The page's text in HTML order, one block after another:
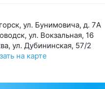
123
ул. Бунимовича, д. 7A
ул. Вокзальная, 16
ул. Дубининская, 57/2
на карте